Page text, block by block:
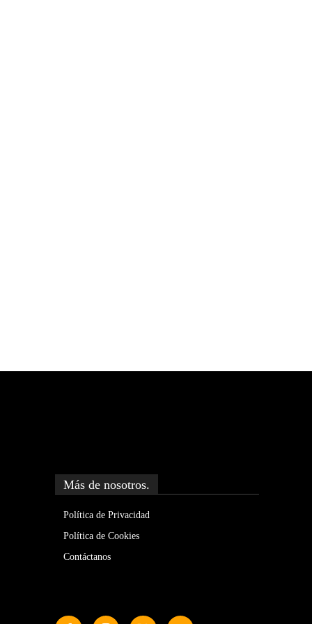
Más de nosotros.
Política de Privacidad
Política de Cookies
Contáctanos